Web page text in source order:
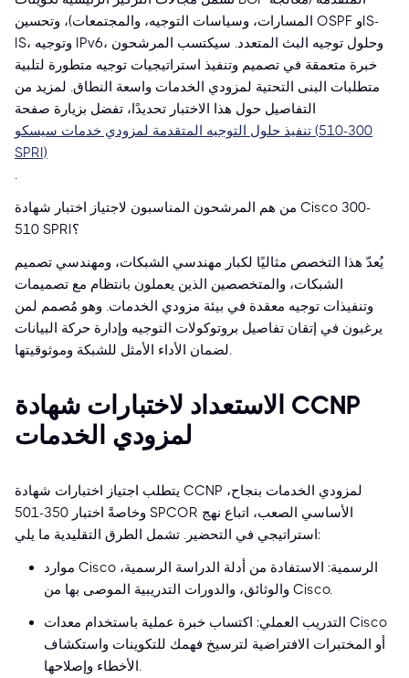
المسارات، وسياسات التوجيه، والمجتمعات)، وتحسين OSPF وIS-
IS، وتوجيه IPv6، وحلول توجيه البث المتعدد. سيكتسب المرشحون
خبرة متعمقة في تصميم وتنفيذ استراتيجيات توجيه متطورة لتلبية
متطلبات البنى التحتية لمزودي الخدمات واسعة النطاق. لمزيد من
التفاصيل حول هذا الاختبار تحديدًا، تفضل بزيارة صفحة
تنفيذ حلول التوجيه المتقدمة لمزودي خدمات سيسكو (300-510
SPRI)
.
من هم المرشحون المناسبون لاجتياز اختبار شهادة Cisco 300-
510 SPRI؟
يُعدّ هذا التخصص مثاليًا لكبار مهندسي الشبكات، ومهندسي تصميم
الشبكات، والمتخصصين الذين يعملون بانتظام مع تصميمات
وتنفيذات توجيه معقدة في بيئة مزودي الخدمات. وهو مُصمم لمن
يرغبون في إتقان تفاصيل بروتوكولات التوجيه وإدارة حركة البيانات
لضمان الأداء الأمثل للشبكة وموثوقيتها.
الاستعداد لاختبارات شهادة CCNP
لمزودي الخدمات
يتطلب اجتياز اختبارات شهادة CCNP لمزودي الخدمات بنجاح،
وخاصةً اختبار 350-501 SPCOR الأساسي الصعب، اتباع نهج
استراتيجي في التحضير. تشمل الطرق التقليدية ما يلي:
موارد Cisco الرسمية: الاستفادة من أدلة الدراسة الرسمية،
والوثائق، والدورات التدريبية الموصى بها من Cisco.
التدريب العملي: اكتساب خبرة عملية باستخدام معدات Cisco
أو المختبرات الافتراضية لترسيخ فهمك للتكوينات واستكشاف
الأخطاء وإصلاحها.